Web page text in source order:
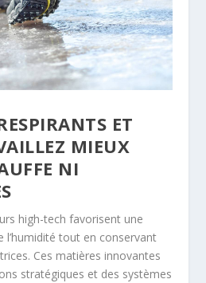
ET
MIEUX
NI
high-tech favorisent une
l’humidité tout en conservant
Ces matières innovantes
stratégiques et des systèmes